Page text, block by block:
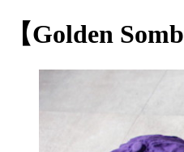
【Golden